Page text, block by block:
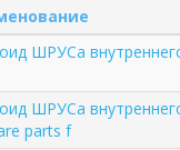
ШРУСа
ШРУСа
parts f